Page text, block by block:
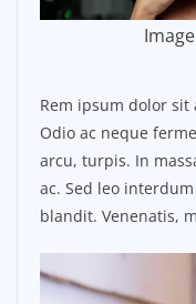
Rem ipsum dolor
Odio ac neque
arcu, turpis. In
ac. Sed leo
blandit. Venenatis,